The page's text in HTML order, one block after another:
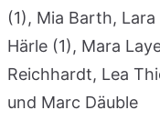
(1), Mia Barth,
Härle (1), Mara
Reichhardt, Lea
und Marc Däuble